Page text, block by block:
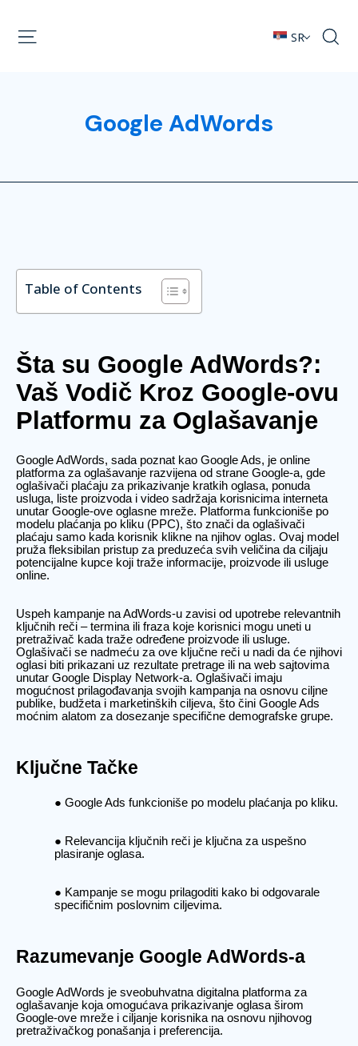
SR
Google AdWords
Table of Contents
Šta su Google AdWords?:
Vaš Vodič Kroz Google-ovu
Platformu za Oglašavanje
Google AdWords, sada poznat kao Google Ads, je online
platforma za oglašavanje razvijena od strane Google-a, gde
oglašivači plaćaju za prikazivanje kratkih oglasa, ponuda
usluga, liste proizvoda i video sadržaja korisnicima interneta
unutar Google-ove oglasne mreže. Platforma funkcioniše po
modelu plaćanja po kliku (PPC), što znači da oglašivači
plaćaju samo kada korisnik klikne na njihov oglas. Ovaj model
pruža fleksibilan pristup za preduzeća svih veličina da ciljaju
potencijalne kupce koji traže informacije, proizvode ili usluge
online.
Uspeh kampanje na AdWords-u zavisi od upotrebe relevantnih
ključnih reči – termina ili fraza koje korisnici mogu uneti u
pretraživač kada traže određene proizvode ili usluge.
Oglašivači se nadmeću za ove ključne reči u nadi da će njihovi
oglasi biti prikazani uz rezultate pretrage ili na web sajtovima
unutar Google Display Network-a. Oglašivači imaju
mogućnost prilagođavanja svojih kampanja na osnovu ciljne
publike, budžeta i marketinških ciljeva, što čini Google Ads
moćnim alatom za dosezanje specifične demografske grupe.
Ključne Tačke
Google Ads funkcioniše po modelu plaćanja po kliku.
Relevancija ključnih reči je ključna za uspešno
plasiranje oglasa.
Kampanje se mogu prilagoditi kako bi odgovarale
specifičnim poslovnim ciljevima.
Razumevanje Google AdWords-a
Google AdWords je sveobuhvatna digitalna platforma za
oglašavanje koja omogućava prikazivanje oglasa širom
Google-ove mreže i ciljanje korisnika na osnovu njihovog
pretraživačkog ponašanja i preferencija.